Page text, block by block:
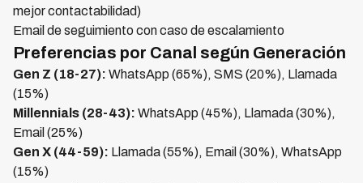
mejor contactabilidad)
Email de seguimiento con caso de escalamiento
Preferencias por Canal según Generación
Gen Z (18-27): WhatsApp (65%), SMS (20%), Llamada
(15%)
Millennials (28-43): WhatsApp (45%), Llamada (30%),
Email (25%)
Gen X (44-59): Llamada (55%), Email (30%), WhatsApp
(15%)